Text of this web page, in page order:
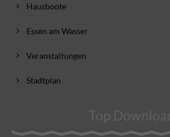
Hausboote
Essen am Wasser
Veranstaltungen
Stadtplan
Top